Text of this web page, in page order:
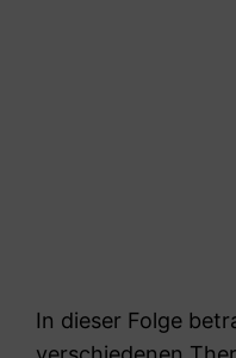
In dieser Folge